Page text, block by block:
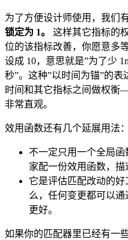
为了方便设计师使用，我们
锁定为 1。
这样其它指标的
位的该指标改善，你愿意多
设成 10，意思就是”为了少
秒”。这种”以时间为锚”的
时间和其它指标之间做权衡
非常直观。
效用函数还有几个延展用法：
不一定只用一个全局
家配一份效用函数，描
它是评估匹配改动的
么，任何变更都可以
更好。
如果你的匹配器里已经有一